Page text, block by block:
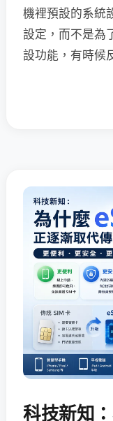
機裡預設的系統
設定，而不是為
設功能，有時候
科技新知